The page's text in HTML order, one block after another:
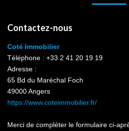
CONTACT
CRÉER UNE
Contactez-nous
Coté Immobilier
Téléphone : +33 2 41 20 19 19
Adresse :
65 Bd du Maréchal Foch
49000Angers
https://www.coteimmobilier.fr/
Merci de compléter le formulaire ci-